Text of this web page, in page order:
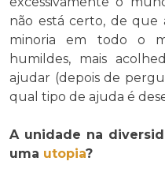
não está certo, de que
minoria em todo o
humildes, mais
ajudar (depois de
qual tipo de ajuda é
A unidade na
uma utopia?